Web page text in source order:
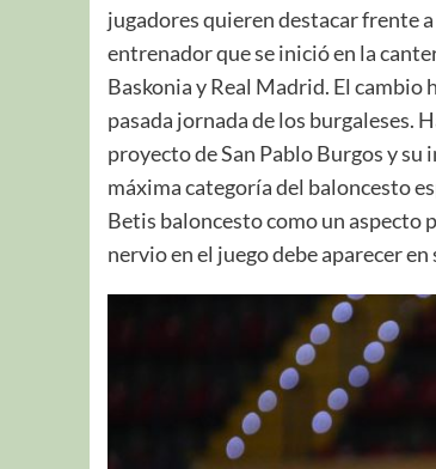
jugadores quieren destacar frente a
entrenador que se inició en la
Baskonia y Real Madrid. El cambio
pasada jornada de los burgaleses.
proyecto de San Pablo Burgos y
máxima categoría del baloncesto
Betis baloncesto como un aspecto
nervio en el juego debe aparecer en